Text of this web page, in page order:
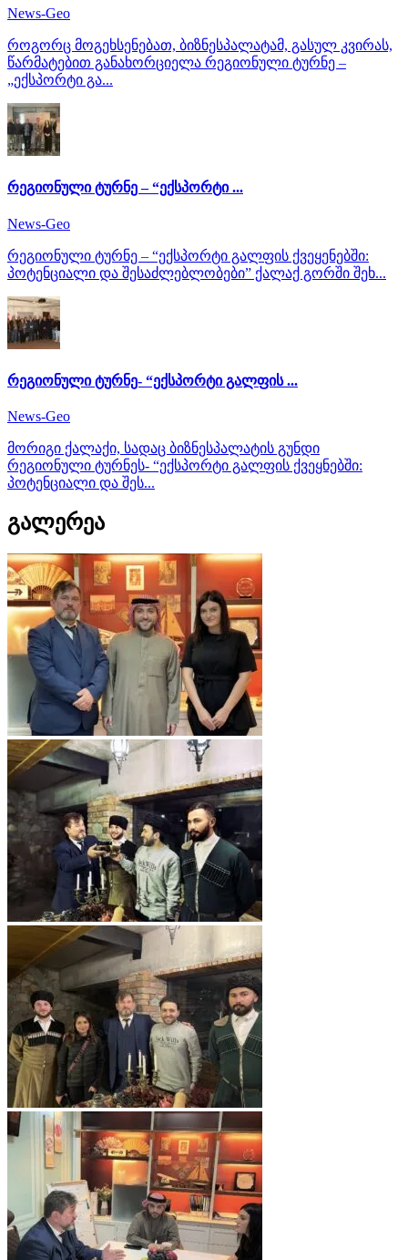
News-Geo
როგორც მოგეხსენებათ, ბიზნესპალატამ, გასულ კვირას,
წარმატებით განახორციელა რეგიონული ტურნე –
„ექსპორტი გა...
რეგიონული ტურნე – “ექსპორტი ...
News-Geo
რეგიონული ტურნე – “ექსპორტი გალფის ქვეყენებში:
პოტენციალი და შესაძლებლობები” ქალაქ გორში შეხ...
რეგიონული ტურნე- “ექსპორტი გალფის ...
News-Geo
მორიგი ქალაქი, სადაც ბიზნესპალატის გუნდი
რეგიონული ტურნეს- “ექსპორტი გალფის ქვეყნებში:
პოტენციალი და შეს...
გალერეა